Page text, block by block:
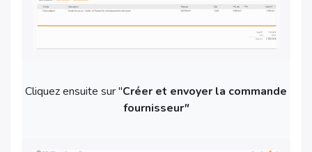
Cliquez ensuite sur "Créer et envoyer la commande
fournisseur"